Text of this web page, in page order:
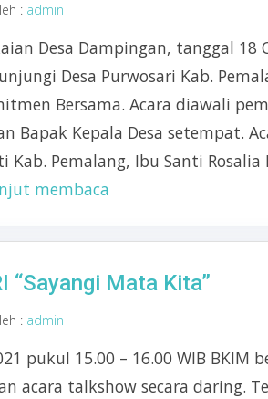
: admin
Desa Dampingan, tanggal
Desa Purwosari Kab.
Bersama. Acara diawali
Bapak Kepala Desa setempat.
Kab. Pemalang, Ibu Santi
membaca
“Sayangi Mata Kita”
: admin
pukul 15.00 – 16.00 WIB BKIM
acara talkshow secara daring.